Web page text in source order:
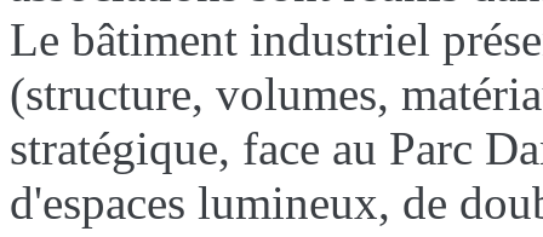
Le bâtiment industriel
(structure, volumes,
stratégique, face au Parc
d'espaces lumineux, de